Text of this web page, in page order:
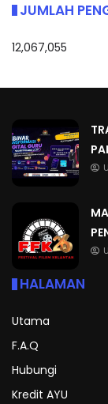
JUMLAH
12,067,055
HALAMAN
Utama
F.A.Q
Hubungi
Kredit AYU